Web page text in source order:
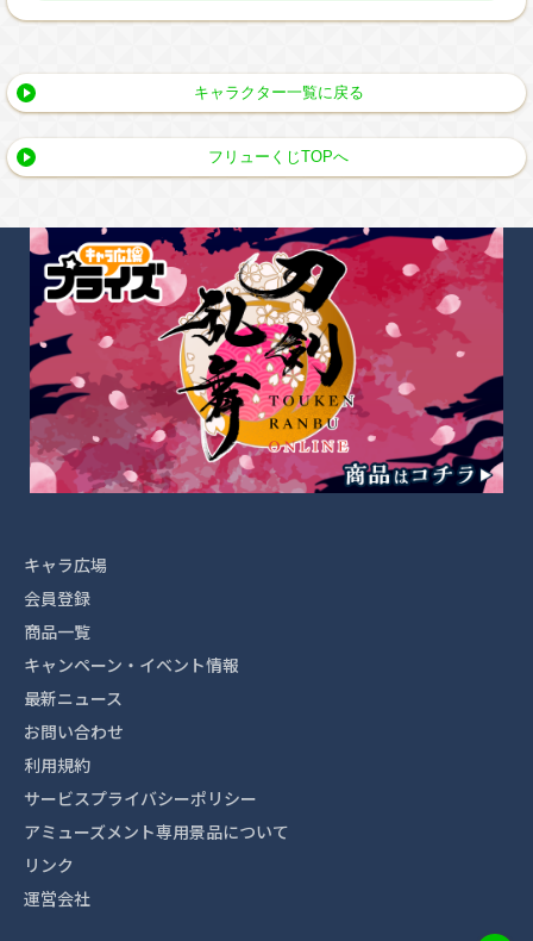
キャラクター一覧に戻る
フリューくじTOPへ
キャラ広場
会員登録
商品一覧
キャンペーン・イベント情報
最新ニュース
お問い合わせ
利用規約
サービスプライバシーポリシー
アミューズメント専用景品について
リンク
運営会社